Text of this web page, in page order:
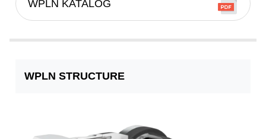
WPLN KATALOG
WPLN STRUCTURE